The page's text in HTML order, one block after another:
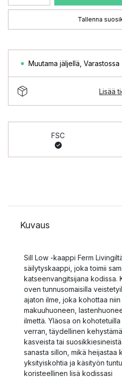
Tallenna
Muutama jäljellä Varastossa
Lisää
FSC
Kuvaus
Sill Low -kaappi Ferm
säilytyskaappi, joka toimii
katseenvangitsijana kodissa.
oven tunnusomaisilla
ajaton ilme, joka kohottaa niin
makuuhuoneen,
ilmettä. Yläosa on
verran, täydellinen
kasveista tai
sanasta sillon, mikä heijastaa
yksityiskohtia ja käsityön
koristeellinen lisä kodissasi